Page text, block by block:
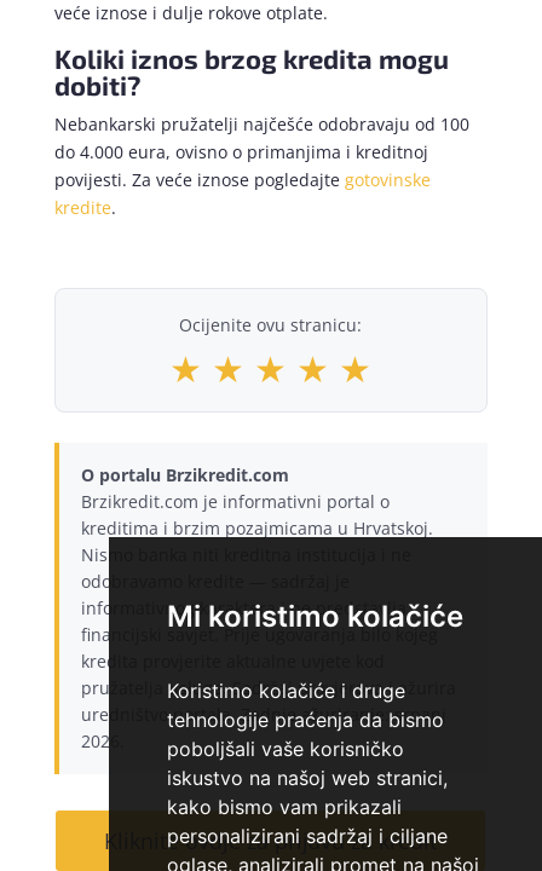
Mi koristimo kolačiće
Koristimo kolačiće i druge
tehnologije praćenja da bismo
poboljšali vaše korisničko
iskustvo na našoj web stranici,
kako bismo vam prikazali
personalizirani sadržaj i ciljane
oglase, analizirali promet na našoj
veće iznose i dulje rokove otplate.
Koliki iznos brzog kredita mogu
dobiti?
Nebankarski pružatelji najčešće odobravaju od 100
do 4.000 eura, ovisno o primanjima i kreditnoj
povijesti. Za veće iznose pogledajte gotovinske
kredite.
Ocijenite ovu stranicu:
★ ★ ★ ★ ★
O portalu Brzikredit.com
Brzikredit.com je informativni portal o
kreditima i brzim pozajmicama u Hrvatskoj.
Nismo banka niti kreditna institucija i ne
odobravamo kredite — sadržaj je
informativnog karaktera i ne predstavlja
financijski savjet. Prije ugovaranja bilo kojeg
kredita provjerite aktualne uvjete kod
pružatelja usluge. Sadržaj provjerava i ažurira
uredništvo portala. Zadnje ažuriranje: srpanj
2026.
Kliknite ovdje za prijavu za kredit